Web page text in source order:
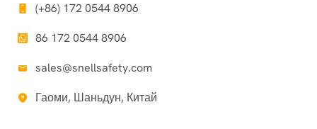
(+86) 172 0544 8906
86 172 0544 8906
sales@snellsafety.com
Гаоми, Шаньдун, Китай